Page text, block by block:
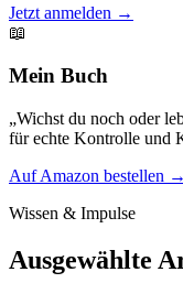
Jetzt anmelden →
📖
Mein Buch
„Wichst du noch oder
für echte Kontrolle und
Auf Amazon bestellen →
Wissen & Impulse
Ausgewählte